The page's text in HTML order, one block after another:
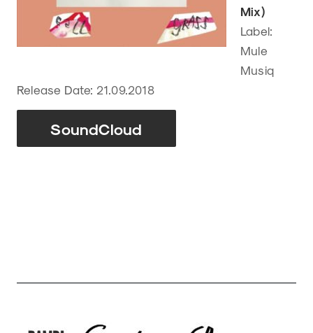
Mix)
Label:
Mule
Musiq
Release Date: 21.09.2018
SoundCloud